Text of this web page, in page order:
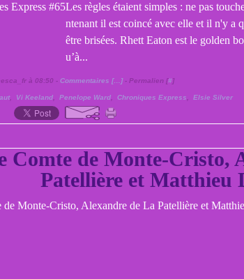
Les règles étaient simples : ne pas
ntenant il est coincé avec elle et il n'y a
être brisées. Rhett Eaton est le golden
u’à...
à 08:50 - Commentaires [… ]- Permalien [#]
, Vi Keeland Penelope Ward Chroniques Express Elsie Silver
Comte de Monte-Cristo,
Patellière et Matthieu